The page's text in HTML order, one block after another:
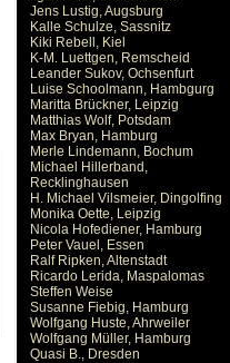
Jens Lustig, Augsburg
Kalle Schulze, Sassnitz
Kiki Rebell, Kiel
K-M. Luettgen, Remscheid
Leander Sukov, Ochsenfurt
Luise Schoolmann, Hambgurg
Maritta Brückner, Leipzig
Matthias Wolf, Potsdam
Max Bryan, Hamburg
Merle Lindemann, Bochum
Michael Hillerband,
Recklinghausen
H. Michael Vilsmeier, Dingolfing
Monika Oette, Leipzig
Nicola Hofediener, Hamburg
Peter Vauel, Essen
Ralf Ripken, Altenstadt
Ricardo Lerida, Maspalomas
Steffen Weise
Susanne Fiebig, Hamburg
Wolfgang Huste, Ahrweiler
Wolfgang Müller, Hamburg
Quasi B., Dresden